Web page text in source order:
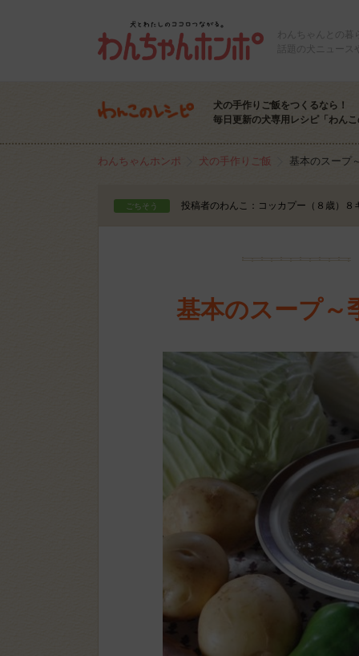
わんちゃんとの
話題の犬ニュー
犬の手作りご飯をつくるなら！
毎日更新の犬専用レシピ「わん
わんちゃんホンポ 犬の手作りご飯 基本のスープ
ごちそう 投稿者のわんこ：コッカプー（８歳）８
基本のスープ～